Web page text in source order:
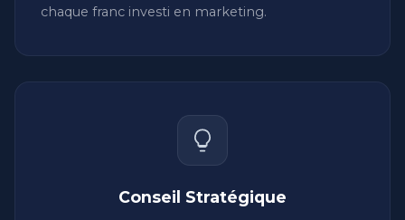
chaque franc investi en marketing.
Conseil Stratégique